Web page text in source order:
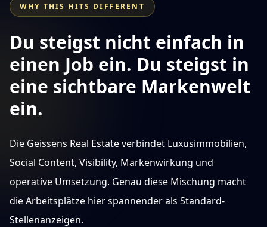
WHY THIS HITS DIFFERENT
Du steigst nicht einfach in
einen Job ein. Du steigst in
eine sichtbare Markenwelt
ein.
Die Geissens Real Estate verbindet Luxusimmobilien,
Social Content, Visibility, Markenwirkung und
operative Umsetzung. Genau diese Mischung macht
die Arbeitsplätze hier spannender als Standard-
Stellenanzeigen.